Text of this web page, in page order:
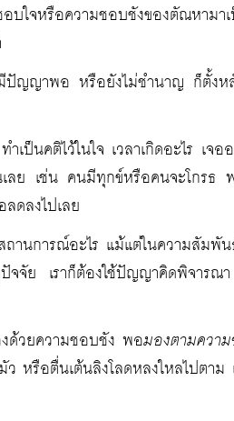
ชอบใจหรือความชอบชังของตัณห
ปัญญาพอ หรือยังไม่ชำนาญ ก็ตั้ง
นคติไว้ในใจ เวลาเกิดอะไร เจอ
ย เช่น คนมีทุกข์หรือคนจะโกรธ
ดลงไปเลย
านการณ์อะไร แม้แต่ในความสัมพัน
จจัย เราก็ต้องใช้ปัญญาคิดพิจาร
งด้วยความชอบชัง พอมองตามควา
หรือตื่นเต้นลิงโลดหลงใหลไปตา